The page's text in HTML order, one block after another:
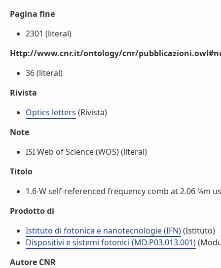
Pagina fine
2301 (literal)
Http://www.cnr.it/ontology/cnr/
36 (literal)
Rivista
Optics letters (Rivista)
Note
ISI Web of Science (WOS) (literal)
Titolo
1.6-W self-referenced frequency comb at 2.06 ¼m
Prodotto di
Istituto di fotonica e nanotecnologie (IFN)(Istituto)
Dispositivi e sistemi fotonici (MD.P03.013.001)
Autore CNR